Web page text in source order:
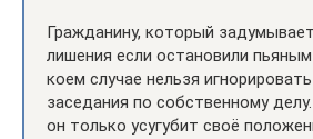
Гражданину, который
лишения если остановили
коем случае нельзя
заседания по собственному
он только усугубит своё